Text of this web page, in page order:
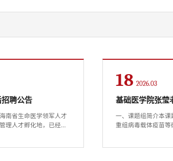
聘公告
南省生命医学领军人才
理人才孵化地，已经以
18 2026.03
基础医学院张莹
一、课题组简介本课
重组病毒载体疫苗